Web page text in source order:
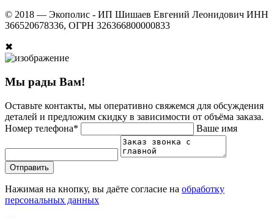
© 2018 — Экополис - ИП Шишаев Евгений Леонидович ИНН
366520678336, ОГРН 326366800000833
✖
Мы рады Вам!
Оставьте контакты, мы оперативно свяжемся для обсуждения
деталей и предложим скидку в зависимости от объёма заказа.
Номер телефона*
Ваше имя
Отправить
Нажимая на кнопку, вы даёте согласие на обработку
персональных данных